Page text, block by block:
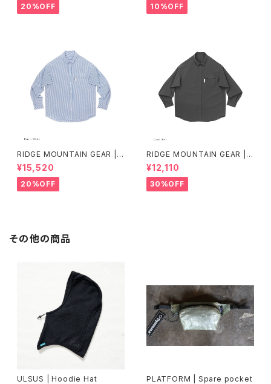
20%OFF 10%OFF
RIDGE MOUNTAIN GEAR | B
asic Long Sleeve Shirt "Str
ipe"
¥15,520
20%OFF
RIDGE MOUNTAIN GEAR | B
asic Long Sleeve Shirt
¥12,110
30%OFF
その他の商品
ULSUS | Hoodie Hat PLATFORM | Spare pocket